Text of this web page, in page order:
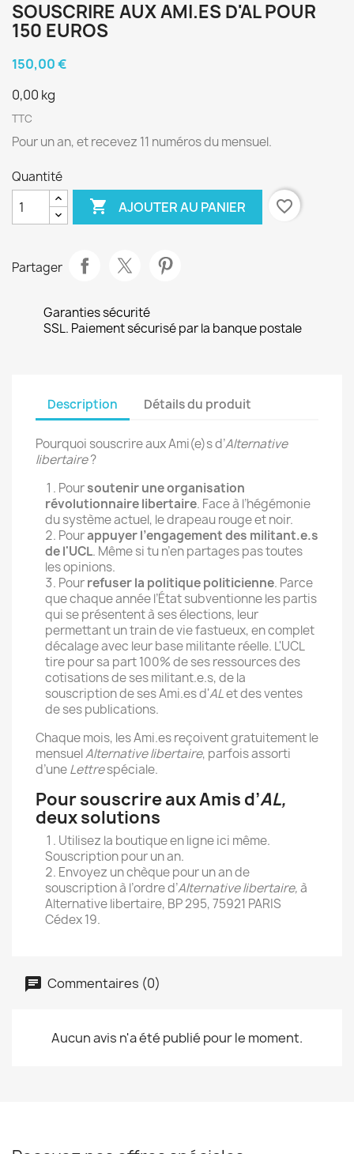
SOUSCRIRE AUX AMI.ES D'AL POUR
150 EUROS
150,00 €
0,00 kg
TTC
Pour un an, et recevez 11 numéros du mensuel.
Quantité
 AJOUTER AU PANIER favorite_border
Partager
Garanties sécurité
SSL. Paiement sécurisé par la banque postale
Description Détails du produit
Pourquoi souscrire aux Ami(e)s d’Alternative
libertaire?
Poursoutenirune organisation
révolutionnaire libertaire. Face à l’hégémonie
du système actuel, le drapeau rouge et noir.
Pourappuyer l’engagement des militant.e.s
de l'UCL. Même si tu n’en partages pas toutes
les opinions.
Pourrefuser la politique politicienne. Parce
que chaque année l’État subventionne les partis
qui se présentent à ses élections, leur
permettant un train de vie fastueux, en complet
décalage avec leur base militante réelle. L'UCL
tire pour sa part 100% de ses ressources des
cotisations de ses militant.e.s, de la
souscription de ses Ami.es d'ALet des ventes
de ses publications.
Chaque mois, les Ami.es reçoivent gratuitement le
mensuelAlternative libertaire, parfois assorti
d’uneLettrespéciale.
Pour souscrire aux Amis d’AL,
deux solutions
Utilisez la boutique en ligne ici même.
Souscription pour un an.
Envoyez un chèque pour un an de
souscription à l’ordre d’Alternative libertaire,à
Alternative libertaire, BP 295, 75921 PARIS
Cédex 19.
Commentaires (0)
Aucun avis n'a été publié pour le moment.